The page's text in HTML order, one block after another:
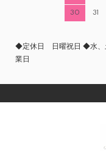
30 31
◆定休日 日曜祝日 ◆水、
業日